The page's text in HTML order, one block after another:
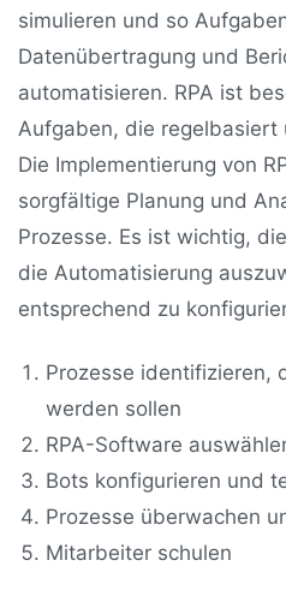
simulieren und so
Datenübertragung und
automatisieren. RPA ist
Aufgaben, die
Die Implementierung von
sorgfältige Planung und
Prozesse. Es ist wichtig,
die Automatisierung
entsprechend zu
Prozesse identifizieren,
werden sollen
RPA-Software
Bots konfigurieren und
Prozesse überwachen
Mitarbeiter schulen